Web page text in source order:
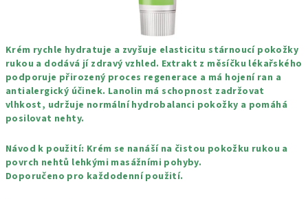
Krém rychle hydratuje a zvyšuje elasticitu stárnoucí pokožky
rukou a dodává jí zdravý vzhled. Extrakt z měsíčku lékařského
podporuje přirozený proces regenerace a má hojení ran a
antialergický účinek. Lanolin má schopnost zadržovat
vlhkost, udržuje normální hydrobalanci pokožky a pomáhá
posilovat nehty.
Návod k použití: Krém se nanáší na čistou pokožku rukou a
povrch nehtů lehkými masážními pohyby.
Doporučeno pro každodenní použití.